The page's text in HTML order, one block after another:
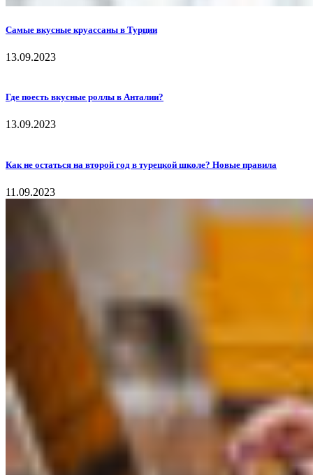
Самые вкусные круассаны в Турции
13.09.2023
Где поесть вкусные роллы в Анталии?
13.09.2023
Как не остаться на второй год в турецкой школе? Новые правила
11.09.2023